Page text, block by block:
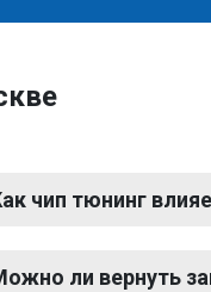
чип тюнинг
ли вернуть